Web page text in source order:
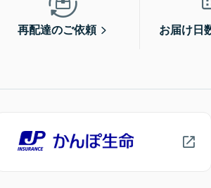
再配達のご依頼 お届け日